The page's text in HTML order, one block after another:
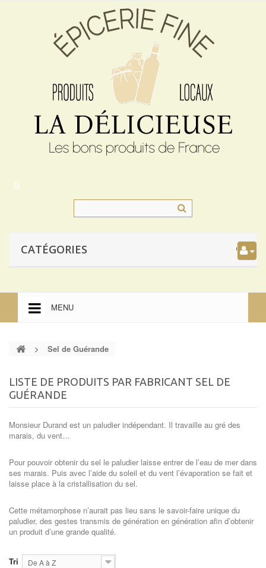
0
CATÉGORIES
MENU
ACCUEIL
MENTIONS LÉGALES
> Sel de Guérande
LISTE DE PRODUITS PAR FABRICANT SEL DE
GUÉRANDE
Monsieur Durand est un paludier indépendant. Il travaille au gré des
marais, du vent…
Pour pouvoir obtenir du sel le paludier laisse entrer de l’eau de mer dans
ses marais. Puis avec l’aide du soleil et du vent l’évaporation se fait et
laisse place à la cristallisation du sel.
Cette métamorphose n’aurait pas lieu sans le savoir-faire unique du
paludier, des gestes transmis de génération en génération afin d’obtenir
un produit d’une grande qualité.
Tri De A à Z